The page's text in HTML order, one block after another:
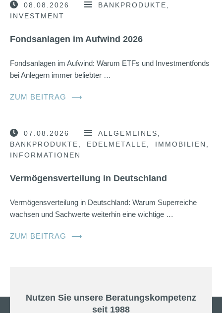
08.08.2026
BANKPRODUKTE
INVESTMENT
Fondsanlagen im Aufwind 2026
Fondsanlagen im Aufwind: Warum ETFs und Investmentfonds
bei Anlegern immer beliebter …
ZUM BEITRAG ⟶
07.08.2026
ALLGEMEINES
BANKPRODUKTE
EDELMETALLE
IMMOBILIEN
INFORMATIONEN
Vermögensverteilung in Deutschland
Vermögensverteilung in Deutschland: Warum Superreiche
wachsen und Sachwerte weiterhin eine wichtige …
ZUM BEITRAG ⟶
Nutzen Sie unsere Beratungskompetenz
seit 1988